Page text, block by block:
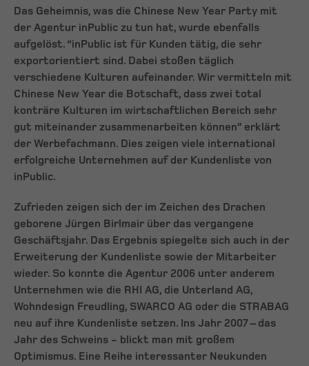
Das Geheimnis, was die Chinese New Year Party mit
der Agentur inPublic zu tun hat, wurde ebenfalls
aufgelöst. “inPublic ist für Kunden tätig, die sehr
exportorientiert sind. Dabei stoßen täglich
verschiedene Kulturen aufeinander. Wir vermitteln mit
Chinese New Year die Botschaft, dass zwei total
konträre Kulturen im wirtschaftlichen Bereich sehr
gut miteinander zusammenarbeiten können” erklärt
der Werbefachmann. Dies zeigen viele international
erfolgreiche Unternehmen auf der Kundenliste von
inPublic.
Zufrieden zeigen sich der im Zeichen des Drachen
geborene Jürgen Birlmair über das vergangene
Geschäftsjahr. Das Ergebnis spiegelte sich auch in der
Erweiterung der Kundenliste sowie der Mitarbeiter
wieder. So konnte die Agentur 2006 unter anderem
Unternehmen wie die RHI AG, die Unterland AG,
Wohndesign Freudling, SWARCO AG oder die STRABAG
neu auf ihre Kundenliste setzen. Ins Jahr 2007 – das
Jahr des Schweins - blickt man mit großem
Optimismus. Eine Reihe interessanter Neukunden